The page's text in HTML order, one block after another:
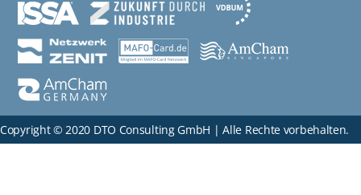
Copyright © 2020 DTO Consulting GmbH | Alle Rechte vorbehalten.